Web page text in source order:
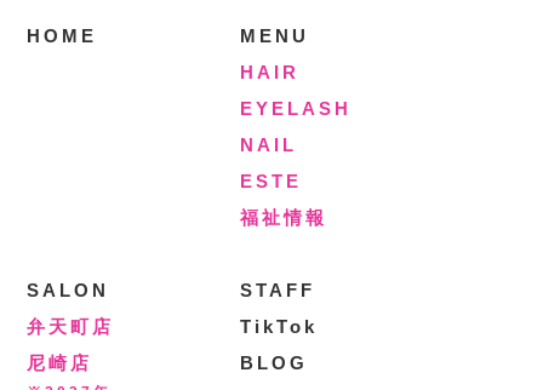
HOME
MENU
HAIR
EYELASH
NAIL
ESTE
福祉情報
SALON
弁天町店
尼崎店
STAFF
TikTok
BLOG